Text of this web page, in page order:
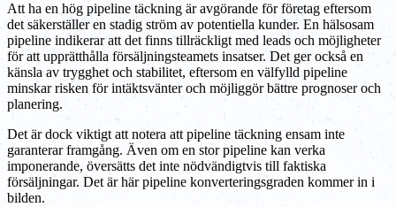
Att ha en hög pipeline täckning är avgörande för företag eftersom
det säkerställer en stadig ström av potentiella kunder. En hälsosam
pipeline indikerar att det finns tillräckligt med leads och möjligheter
för att upprätthålla försäljningsteamets insatser. Det ger också en
känsla av trygghet och stabilitet, eftersom en välfylld pipeline
minskar risken för intäktsvänter och möjliggör bättre prognoser och
planering.
Det är dock viktigt att notera att pipeline täckning ensam inte
garanterar framgång. Även om en stor pipeline kan verka
imponerande, översätts det inte nödvändigtvis till faktiska
försäljningar. Det är här pipeline konverteringsgraden kommer in i
bilden.